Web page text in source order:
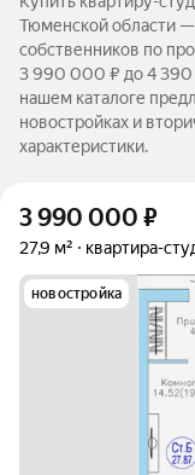
Тюменской области —
собственников по
3 990 000 ₽ до 4
нашем каталоге
новостройках и
характеристики.
3 990 000 ₽
27,9 м² квартира-
новостройка